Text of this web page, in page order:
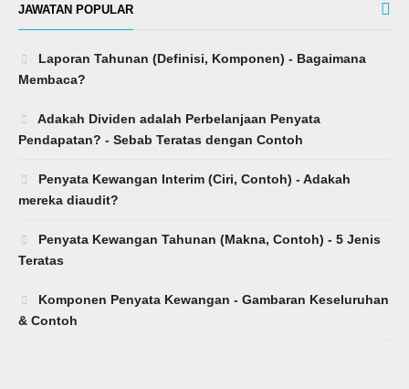
JAWATAN POPULAR
Laporan Tahunan (Definisi, Komponen) - Bagaimana
Membaca?
Adakah Dividen adalah Perbelanjaan Penyata
Pendapatan? - Sebab Teratas dengan Contoh
Penyata Kewangan Interim (Ciri, Contoh) - Adakah
mereka diaudit?
Penyata Kewangan Tahunan (Makna, Contoh) - 5 Jenis
Teratas
Komponen Penyata Kewangan - Gambaran Keseluruhan
& Contoh